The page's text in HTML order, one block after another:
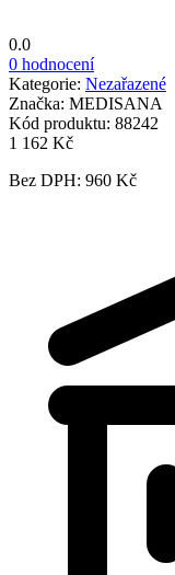
0.0
0 hodnocení
Kategorie: Nezařazené
Značka: MEDISANA
Kód produktu: 88242
1 162 Kč
Bez DPH: 960 Kč